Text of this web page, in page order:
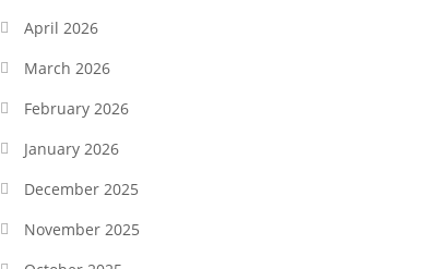
April 2026
March 2026
February 2026
January 2026
December 2025
November 2025